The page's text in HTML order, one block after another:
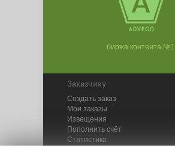
биржа контента №1
Заказчику
Создать заказ
Мои заказы
Извещения
Пополнить счёт
Статистика